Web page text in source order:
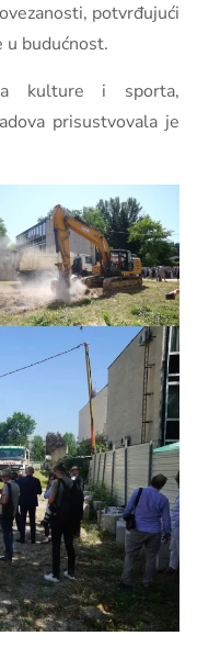
potvrđujući
u budućnost.
kulture i sporta,
prisustvovala je